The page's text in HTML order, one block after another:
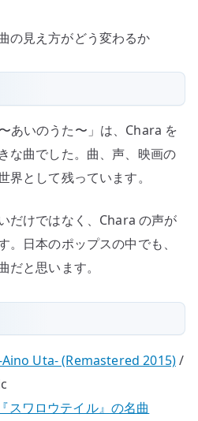
の見え方がどう変わるか
あいのうた〜」は、Chara を
な曲でした。曲、声、映画の
として残っています。
だけではなく、Chara の声が
日本のポップスの中でも、
と思います。
Uta- (Remastered 2015)/
ワロウテイル』の名曲